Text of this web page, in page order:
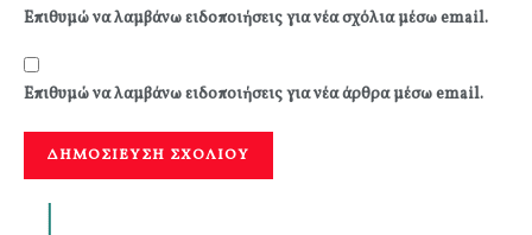
Επιθυμώ να λαμβάνω ειδοποιήσεις για νέα σχόλια μέσω email.
Επιθυμώ να λαμβάνω ειδοποιήσεις για νέα άρθρα μέσω email.